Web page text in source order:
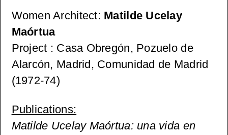
Women Architect: Matilde Ucelay
Maórtua
Project : Casa Obregón, Pozuelo de
Alarcón, Madrid, Comunidad de Madrid
(1972-74)
Publications:
Matilde Ucelay Maórtua: una vida en